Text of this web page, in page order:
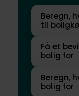
Beregn,
til
Få et
bolig for
Beregn,
bolig for